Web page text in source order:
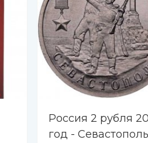
Россия 2 рубля
год - Севастополь